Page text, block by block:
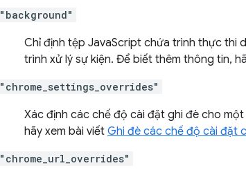
"background"
Chỉ định tệp JavaScript chứa trình thực thi
trình xử lý sự kiện. Để biết thêm thông tin,
"chrome_settings_overrides"
Xác định các chế độ cài đặt ghi đè cho
hãy xem bài viết Ghi đè các chế độ cài đặt
"chrome_url_overrides"